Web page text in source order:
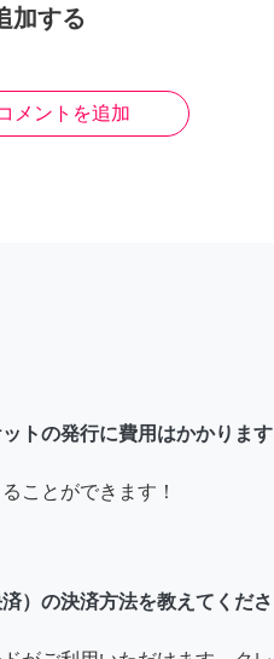
加する
メントを追加
トの発行に費用はかかります
ことができます！
）の決済方法を教えてくださ